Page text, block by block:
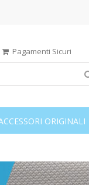
Pagamenti Sicuri
ORIGINALI